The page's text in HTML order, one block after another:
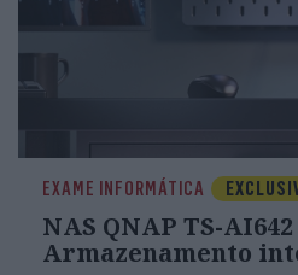
EXAME INFORMÁTICA
NAS QNAP TS-
Armazenamento